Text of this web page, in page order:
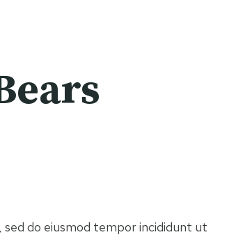
do eiusmod tempor incididunt ut